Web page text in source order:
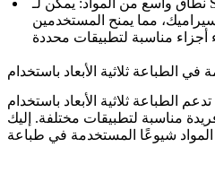
نطاق واسع من المواد: يمكن لـ SLS استخدام مواد متنوعة، بما
مما يمنح المستخدمين
تدعم الطباعة ثلاثية الأبعاد باستخدام SLS مجموعة متنوعة من
مناسبة لتطبيقات مختلفة. إليك